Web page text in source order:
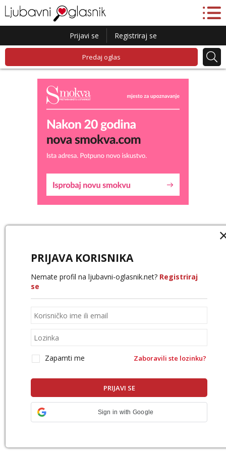
Prijavi se Registriraj se
Predaj oglas
PRIJAVA KORISNIKA
Nemate profil na ljubavni-oglasnik.net? Registriraj
se
Zapamti me Zaboravili ste lozinku?
Sign in with Google